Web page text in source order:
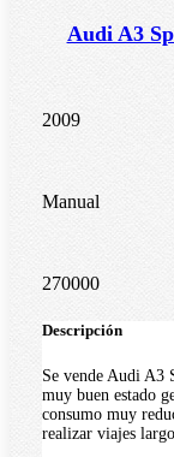
Audi A3
2009
Manual
270000
Descripción
Se vende Audi A3
muy buen estado
consumo muy
realizar viajes